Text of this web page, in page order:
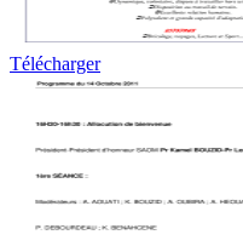
Télécharger